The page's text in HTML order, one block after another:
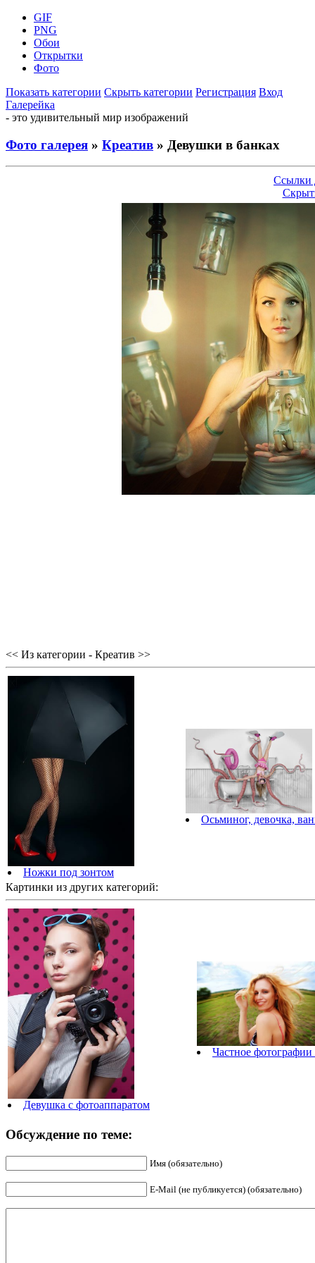
GIF
PNG
Обои
Открытки
Фото
Показать категории Скрыть категории Регистрация Вход
Галерейка
- это удивительный мир изображений
Фото галерея » Креатив » Девушки в банках
Ссылки
<< Из категории - Креатив >>
Ножки под зонтом
Осьминог, девочка,
Картинки из других категорий:
Девушка с фотоаппаратом
Частное
Обсуждение по теме:
Имя (обязательно)
E-Mail (не публикуется) (обязательно)